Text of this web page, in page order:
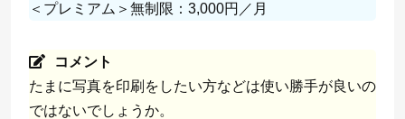
＜プレミアム＞無制限：3,000円／月
コメント
たまに写真を印刷をしたい方などは使い勝手が良いの
ではないでしょうか。